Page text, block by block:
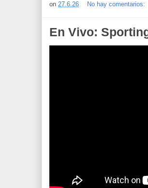
on 27.6.26 No hay comentarios:
En Vivo: